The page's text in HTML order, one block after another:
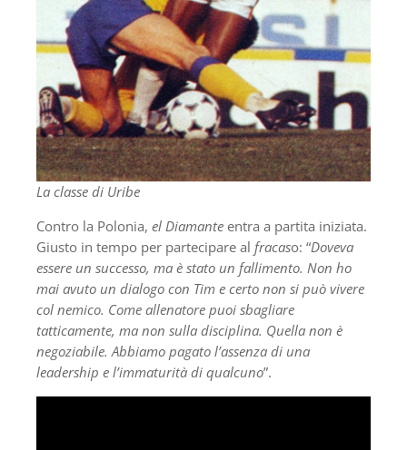
La classe di Uribe
Contro la Polonia, el Diamante entra a partita iniziata.
Giusto in tempo per partecipare al fracaso: “Doveva
essere un successo, ma è stato un fallimento. Non ho
mai avuto un dialogo con Tim e certo non si può vivere
col nemico. Come allenatore puoi sbagliare
tatticamente, ma non sulla disciplina. Quella non è
negoziabile. Abbiamo pagato l’assenza di una
leadership e l’immaturità di qualcuno”.